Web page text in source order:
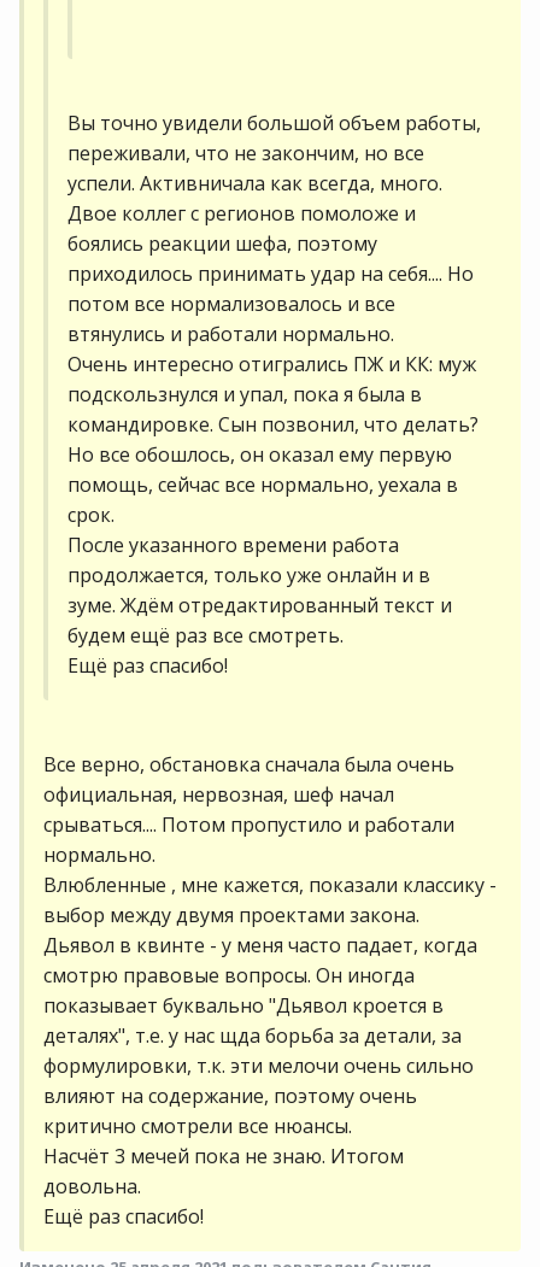
Вы точно увидели большой объем работы,
переживали, что не закончим, но все
успели. Активничала как всегда, много.
Двое коллег с регионов помоложе и
боялись реакции шефа, поэтому
приходилось принимать удар на себя.... Но
потом все нормализовалось и все
втянулись и работали нормально.
Очень интересно отигрались ПЖ и КК: муж
подскользнулся и упал, пока я была в
командировке. Сын позвонил, что делать?
Но все обошлось, он оказал ему первую
помощь, сейчас все нормально, уехала в
срок.
После указанного времени работа
продолжается, только уже онлайн и в
зуме. Ждём отредактированный текст и
будем ещё раз все смотреть.
Ещё раз спасибо!
Все верно, обстановка сначала была очень
официальная, нервозная, шеф начал
срываться.... Потом пропустило и работали
нормально.
Влюбленные , мне кажется, показали классику -
выбор между двумя проектами закона.
Дьявол в квинте - у меня часто падает, когда
смотрю правовые вопросы. Он иногда
показывает буквально "Дьявол кроется в
деталях", т.е. у нас щда борьба за детали, за
формулировки, т.к. эти мелочи очень сильно
влияют на содержание, поэтому очень
критично смотрели все нюансы.
Насчёт 3 мечей пока не знаю. Итогом
довольна.
Ещё раз спасибо!